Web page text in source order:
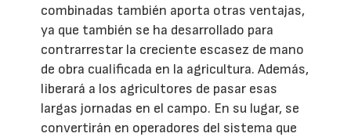
combinadas también aporta otras ventajas,
ya que también se ha desarrollado para
contrarrestar la creciente escasez de mano
de obra cualificada en la agricultura. Además,
liberará a los agricultores de pasar esas
largas jornadas en el campo. En su lugar, se
convertirán en operadores del sistema que